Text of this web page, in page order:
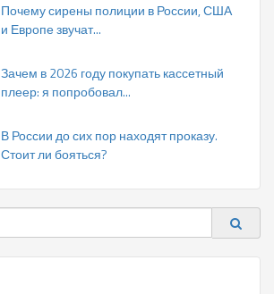
Почему сирены полиции в России, США
и Европе звучат...
Зачем в 2026 году покупать кассетный
плеер: я попробовал...
В России до сих пор находят проказу.
Стоит ли бояться?